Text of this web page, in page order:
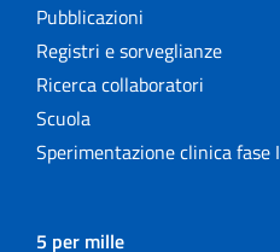
Pubblicazioni
Registri e sorveglianze
Ricerca collaboratori
Scuola
Sperimentazione clinica fase I
5 per mille